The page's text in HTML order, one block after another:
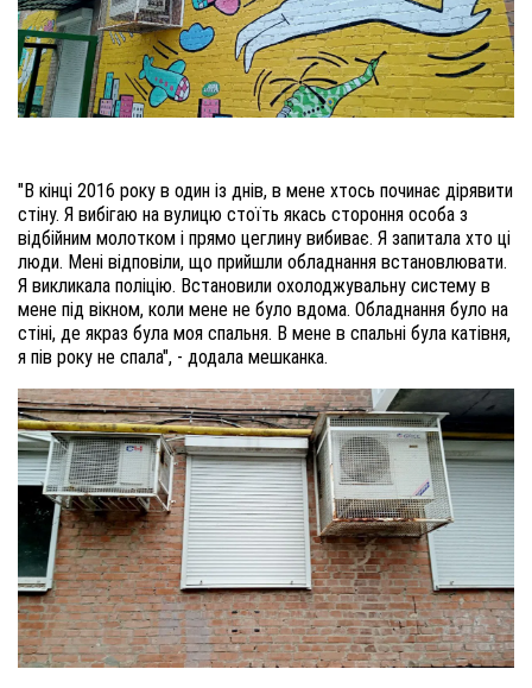
"В кінці 2016 року в один із днів, в мене хтось починає дірявити
стіну. Я вибігаю на вулицю стоїть якась стороння особа з
відбійним молотком і прямо цеглину вибиває. Я запитала хто ці
люди. Мені відповіли, що прийшли обладнання встановлювати.
Я викликала поліцію. Встановили охолоджувальну систему в
мене під вікном, коли мене не було вдома. Обладнання було на
стіні, де якраз була моя спальня. В мене в спальні була катівня,
я пів року не спала", - додала мешканка.